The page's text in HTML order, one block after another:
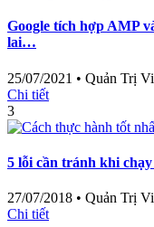
Google tích hợp AMP
lai…
25/07/2021 • Quản Trị
Chi tiết
3
5 lỗi cần tránh khi
27/07/2018 • Quản Trị
Chi tiết